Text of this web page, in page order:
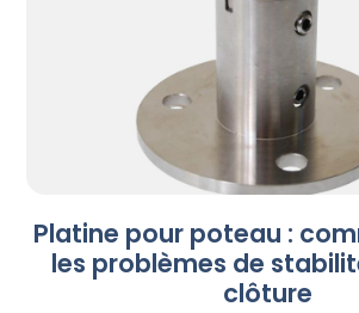
Platine pour poteau :
les problèmes de
clôture